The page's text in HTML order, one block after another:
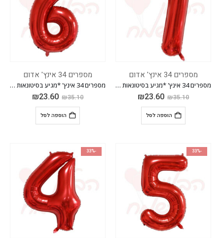
מספרים 34 אינץ' אדום
מספרים 34 אינץ' *מגיע בסיטונאות חבילה של 5 יח'*
₪35.10
₪23.60
הוספה לסל
מספרים 34 אינץ' אדום
מספרים 34 אינץ' *מגיע בסיטונאות חבילה של 5 יח'*
₪35.10
₪23.60
הוספה לסל
-33%
-33%